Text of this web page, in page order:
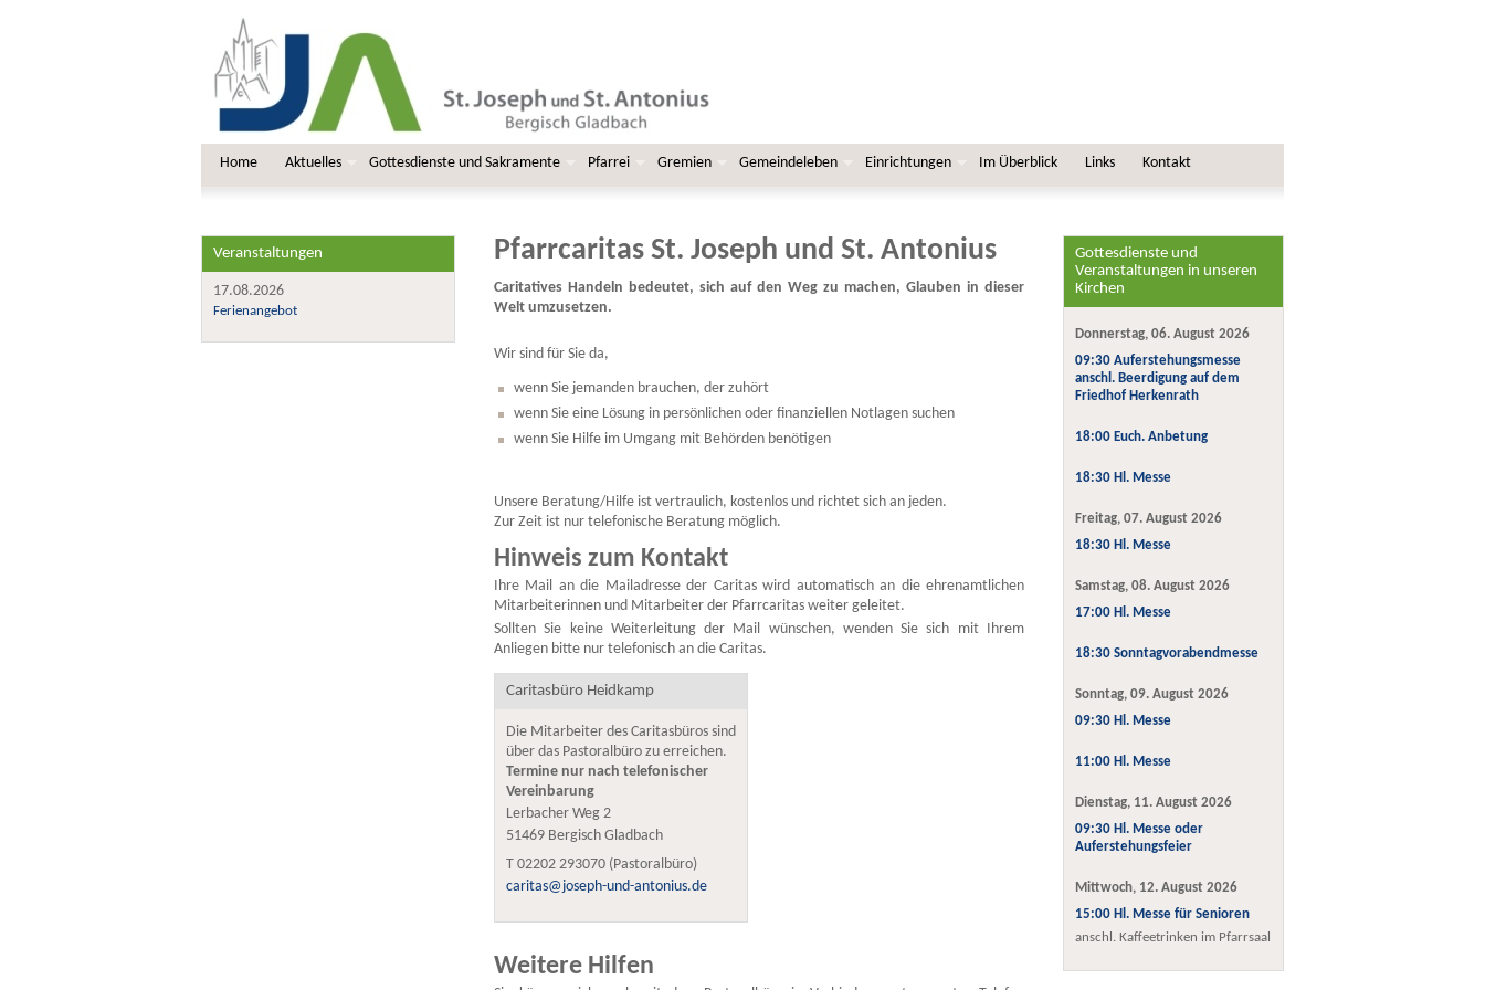
Home Aktuelles Gottesdienste und Sakramente Pfarrei Gremien Gemeindeleben Einrichtungen Im Überblick Links Kontakt
Veranstaltungen
17.08.2026
Ferienangebot
Gottesdienste und
Veranstaltungen in unseren
Kirchen
Donnerstag, 06. August 2026
09:30 Auferstehungsmesse
anschl. Beerdigung auf dem
Friedhof Herkenrath
18:00 Euch. Anbetung
18:30 Hl. Messe
Freitag, 07. August 2026
18:30 Hl. Messe
Samstag, 08. August 2026
17:00 Hl. Messe
18:30 Sonntagvorabendmesse
Sonntag, 09. August 2026
09:30 Hl. Messe
11:00 Hl. Messe
Dienstag, 11. August 2026
09:30 Hl. Messe oder
Auferstehungsfeier
Mittwoch, 12. August 2026
15:00 Hl. Messe für Senioren
anschl. Kaffeetrinken im Pfarrsaal
Pfarrcaritas St. Joseph und St. Antonius
Caritatives Handeln bedeutet, sich auf den Weg zu machen, Glauben in dieser
Welt umzusetzen.
Wir sind für Sie da,
wenn Sie jemanden brauchen, der zuhört
wenn Sie eine Lösung in persönlichen oder finanziellen Notlagen suchen
wenn Sie Hilfe im Umgang mit Behörden benötigen
Unsere Beratung/Hilfe ist vertraulich, kostenlos und richtet sich an jeden.
Zur Zeit ist nur telefonische Beratung möglich.
Hinweis zum Kontakt
Ihre Mail an die Mailadresse der Caritas wird automatisch an die ehrenamtlichen
Mitarbeiterinnen und Mitarbeiter der Pfarrcaritas weiter geleitet.
Sollten Sie keine Weiterleitung der Mail wünschen, wenden Sie sich mit Ihrem
Anliegen bitte nur telefonisch an die Caritas.
Caritasbüro Heidkamp
Die Mitarbeiter des Caritasbüros sind
über das Pastoralbüro zu erreichen.
Termine nur nach telefonischer
Vereinbarung
Lerbacher Weg 2
51469 Bergisch Gladbach
T 02202 293070 (Pastoralbüro)
caritas@joseph-und-antonius.de
Weitere Hilfen